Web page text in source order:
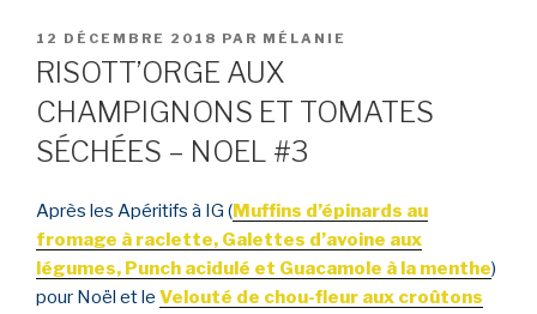
PUBLIÉ
LE
12 DÉCEMBRE 2018 PAR MÉLANIE
RISOTT’ORGE AUX
CHAMPIGNONS ET TOMATES
SÉCHÉES – NOEL #3
Après les Apéritifs à IG (Muffins d’épinards au
fromage à raclette, Galettes d’avoine aux
légumes, Punch acidulé et Guacamole à la menthe)
pour Noël et le Velouté de chou-fleur aux croûtons